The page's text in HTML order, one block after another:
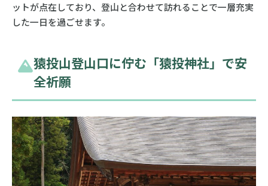
ットが点在しており、登山と合わせて訪れることで一層充実
した一日を過ごせます。
猿投山登山口に佇む「猿投神社」で安
全祈願